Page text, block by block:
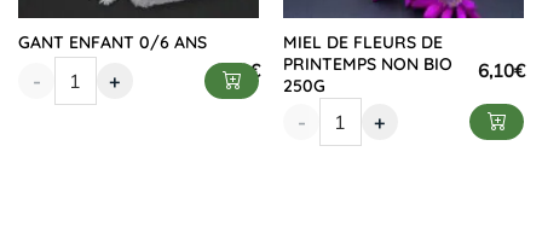
GANT ENFANT 0/6 ANS
6,10€
- +
MIEL DE FLEURS DE
PRINTEMPS NON BIO
250G
6,10€
- +